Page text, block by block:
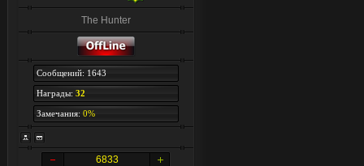
The Hunter
Сообщений: 1643
Награды: 32
Замечания: 0%
6833